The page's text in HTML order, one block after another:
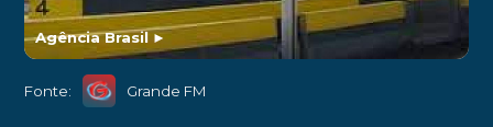
Agência Brasil►
Fonte: Grande FM